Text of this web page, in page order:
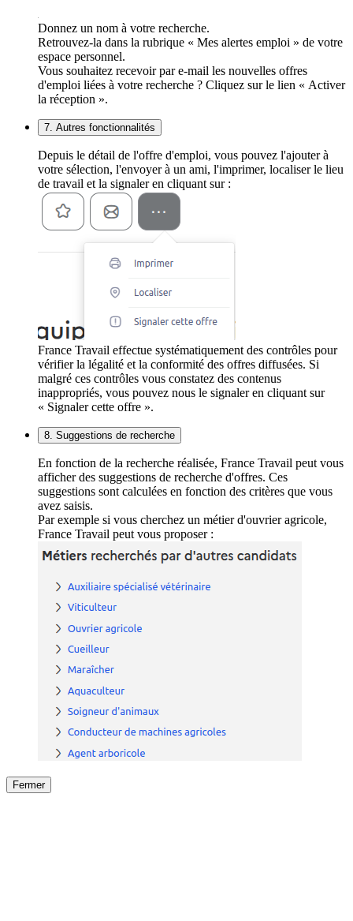
Donnez un nom à votre recherche.
Retrouvez-la dans la rubrique « Mes alertes emploi » de votre
espace personnel.
Vous souhaitez recevoir par e-mail les nouvelles offres
d'emploi liées à votre recherche ? Cliquez sur le lien « Activer
la réception ».
7. Autres fonctionnalités
Depuis le détail de l'offre d'emploi, vous pouvez l'ajouter à
votre sélection, l'envoyer à un ami, l'imprimer, localiser le lieu
de travail et la signaler en cliquant sur :
France Travail effectue systématiquement des contrôles pour
vérifier la légalité et la conformité des offres diffusées. Si
malgré ces contrôles vous constatez des contenus
inappropriés, vous pouvez nous le signaler en cliquant sur
« Signaler cette offre ».
8. Suggestions de recherche
En fonction de la recherche réalisée, France Travail peut vous
afficher des suggestions de recherche d'offres. Ces
suggestions sont calculées en fonction des critères que vous
avez saisis.
Par exemple si vous cherchez un métier d'ouvrier agricole,
France Travail peut vous proposer :
Fermer